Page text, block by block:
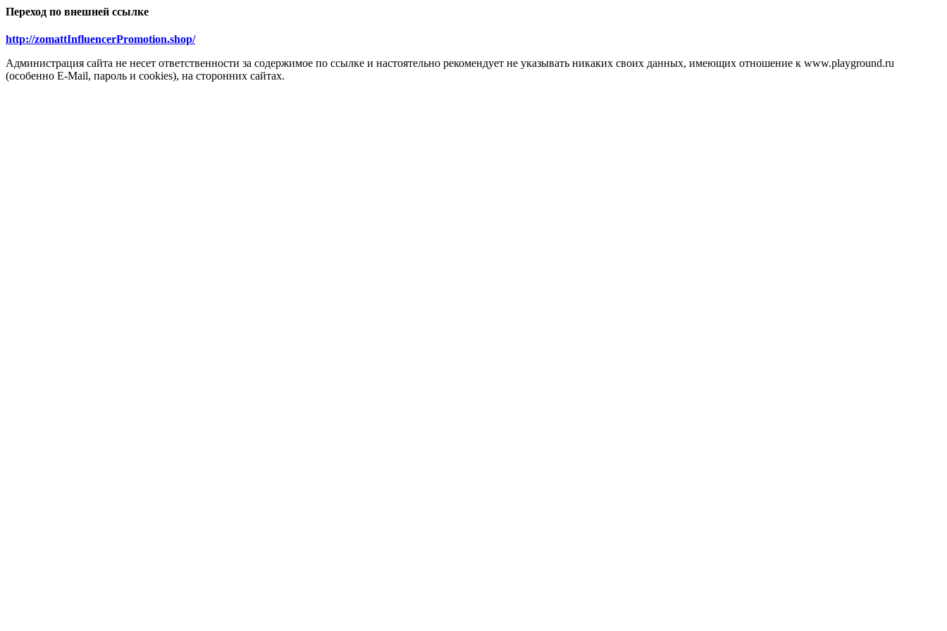
Переход по внешней ссылке
http://zomattInfluencerPromotion.shop/
Администрация сайта не несет ответственности за содержимое по ссылке и настоятельно рекомендует не указывать никаких своих данных, имеющих отношение к www.playground.ru
(особенно E-Mail, пароль и cookies), на сторонних сайтах.